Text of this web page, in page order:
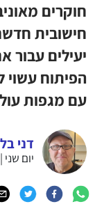
חוקרים
חישובית
יעילים עבור
הפיתוח עשוי
עם מגפות
דני
יום שני | 18.05.26 | 10:13